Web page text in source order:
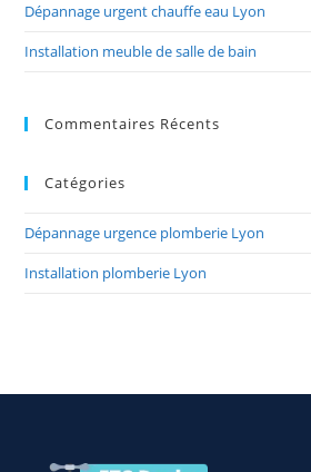
Dépannage urgent chauffe eau Lyon
Installation meuble de salle de bain
Commentaires Récents
Catégories
Dépannage urgence plomberie Lyon
Installation plomberie Lyon